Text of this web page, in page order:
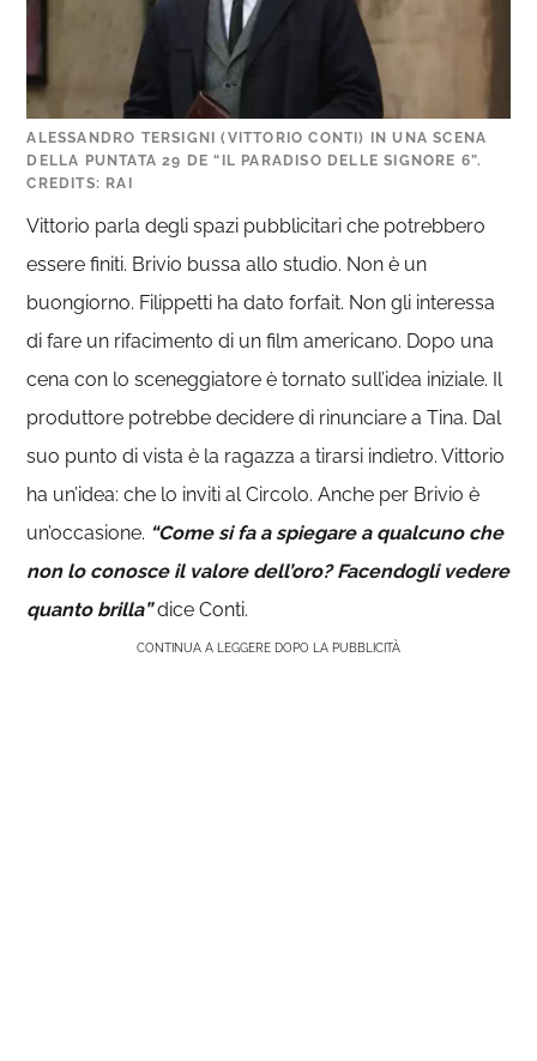
ALESSANDRO TERSIGNI (VITTORIO CONTI) IN UNA SCENA
DELLA PUNTATA 29 DE “IL PARADISO DELLE SIGNORE 6”.
CREDITS: RAI
Vittorio parla degli spazi pubblicitari che potrebbero
essere finiti. Brivio bussa allo studio. Non è un
buongiorno. Filippetti ha dato forfait. Non gli interessa
di fare un rifacimento di un film americano. Dopo una
cena con lo sceneggiatore è tornato sull’idea iniziale. Il
produttore potrebbe decidere di rinunciare a Tina. Dal
suo punto di vista è la ragazza a tirarsi indietro. Vittorio
ha un’idea: che lo inviti al Circolo. Anche per Brivio è
un’occasione. “Come si fa a spiegare a qualcuno che
non lo conosce il valore dell’oro? Facendogli vedere
quanto brilla”dice Conti.
CONTINUA A LEGGERE DOPO LA PUBBLICITÀ